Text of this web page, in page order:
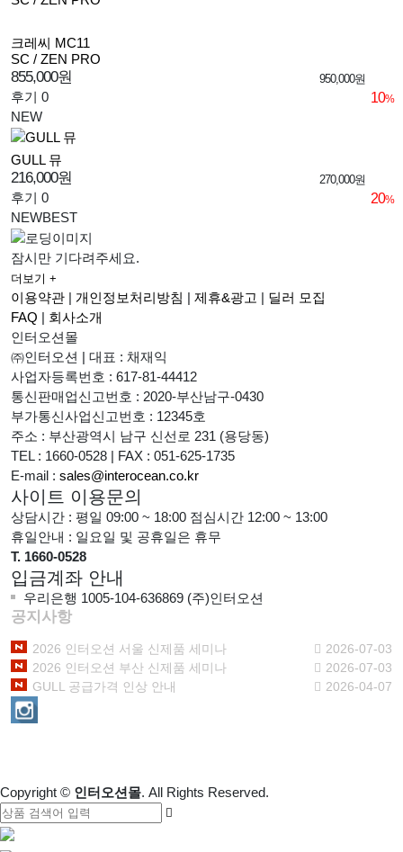
크레씨 MC11
SC / ZEN PRO
855,000원 950,000원
10%
후기 0
NEW
GULL 뮤
216,000원 270,000원
20%
후기 0
NEWBEST
잠시만 기다려주세요.
더보기 +
이용약관 | 개인정보처리방침 | 제휴&광고 | 딜러 모집
FAQ | 회사소개
인터오션몰
㈜인터오션 | 대표 : 채재익
사업자등록번호 : 617-81-44412
통신판매업신고번호 : 2020-부산남구-0430
부가통신사업신고번호 : 12345호
주소 : 부산광역시 남구 신선로 231 (용당동)
TEL : 1660-0528 | FAX : 051-625-1735
E-mail : sales@interocean.co.kr
사이트 이용문의
상담시간 : 평일 09:00 ~ 18:00 점심시간 12:00 ~ 13:00
휴일안내 : 일요일 및 공휴일은 휴무
T. 1660-0528
입금계좌 안내
우리은행 1005-104-636869 (주)인터오션
공지사항
2026 인터오션 서울 신제품 세미나
2026-07-03
2026 인터오션 부산 신제품 세미나
2026-07-03
GULL 공급가격 인상 안내
2026-04-07
Copyright © 인터오션몰. All Rights Reserved.